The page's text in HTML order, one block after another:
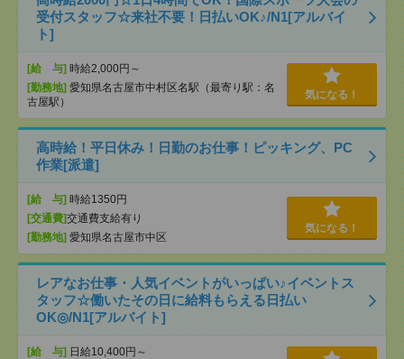
受付スタッフ☆来社不要！日払いOK♪/N1[アルバイ
ト]
[給 与] 時給2,000円～
[勤務地] 愛知県名古屋市中村区名駅（最寄り駅：名
古屋駅）
気になる！
高時給！平日休み！日勤のお仕事！ピッキング、PC
作業[派遣]
[給 与] 時給1350円
[交通費]交通費支給有り
[勤務地] 愛知県名古屋市中区
気になる！
レアなお仕事・人気イベントがいっぱい♪イベントス
タッフ☆働いたその日に給料もらえる日払い
OK◎/N1[アルバイト]
[給 与] 日給10,400円～